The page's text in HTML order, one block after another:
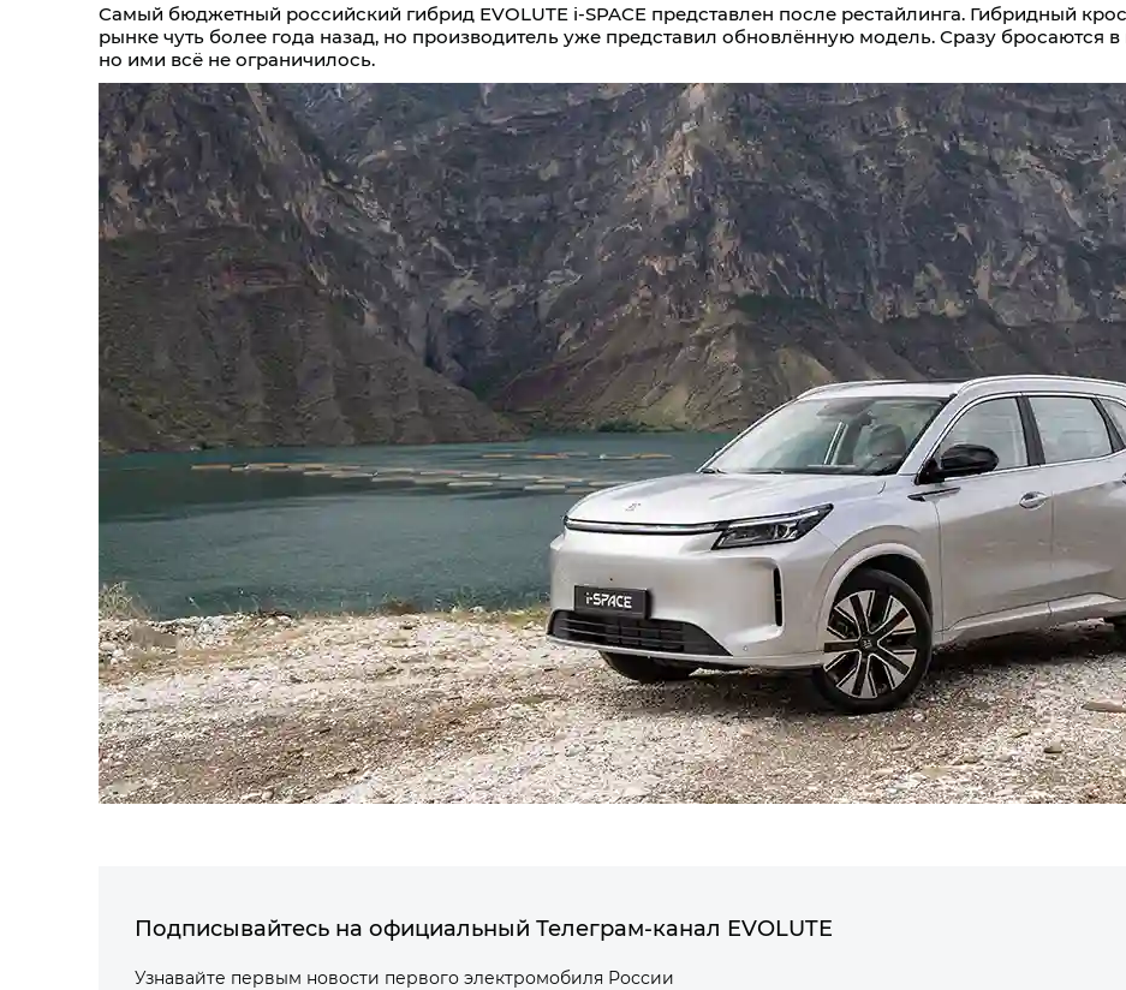
Самый бюджетный российский гибрид EVOLUTE i‑SPACE представлен после рестайлинга. Гибридный
рынке чуть более года назад, но производитель уже представил обновлённую модель. Сразу бросаются
но ими всё не ограничилось.
Подписывайтесь на официальный Телеграм-канал EVOLUTE
Узнавайте первым новости первого электромобиля России